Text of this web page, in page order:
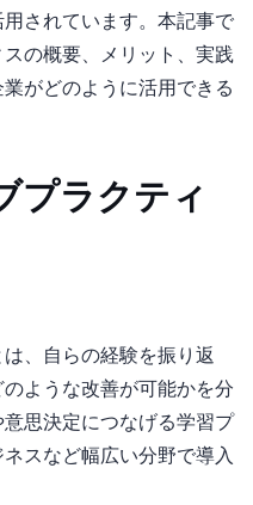
されています。本記事で
の概要、メリット、実践
がどのように活用できる
プラクティ
、自らの経験を振り返
ような改善が可能かを分
思決定につなげる学習プ
スなど幅広い分野で導入